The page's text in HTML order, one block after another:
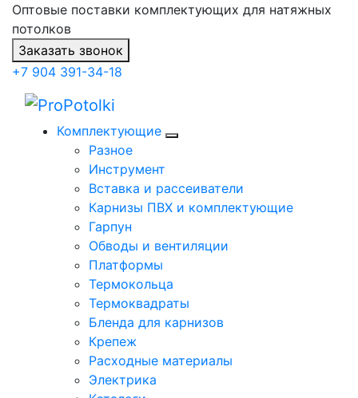
Оптовые поставки комплектующих для натяжных
потолков
Заказать звонок
+7 904 391-34-18
Комплектующие
Разное
Инструмент
Вставка и рассеиватели
Карнизы ПВХ и комплектующие
Гарпун
Обводы и вентиляции
Платформы
Термокольца
Термоквадраты
Бленда для карнизов
Крепеж
Расходные материалы
Электрика